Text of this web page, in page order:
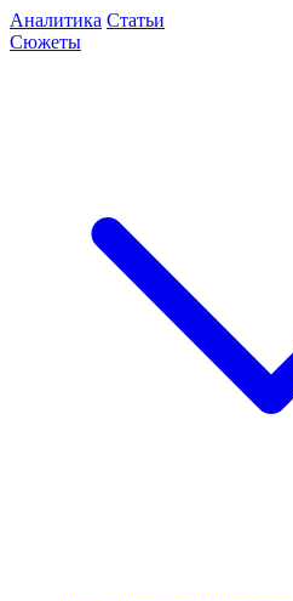
Аналитика Статьи
Сюжеты